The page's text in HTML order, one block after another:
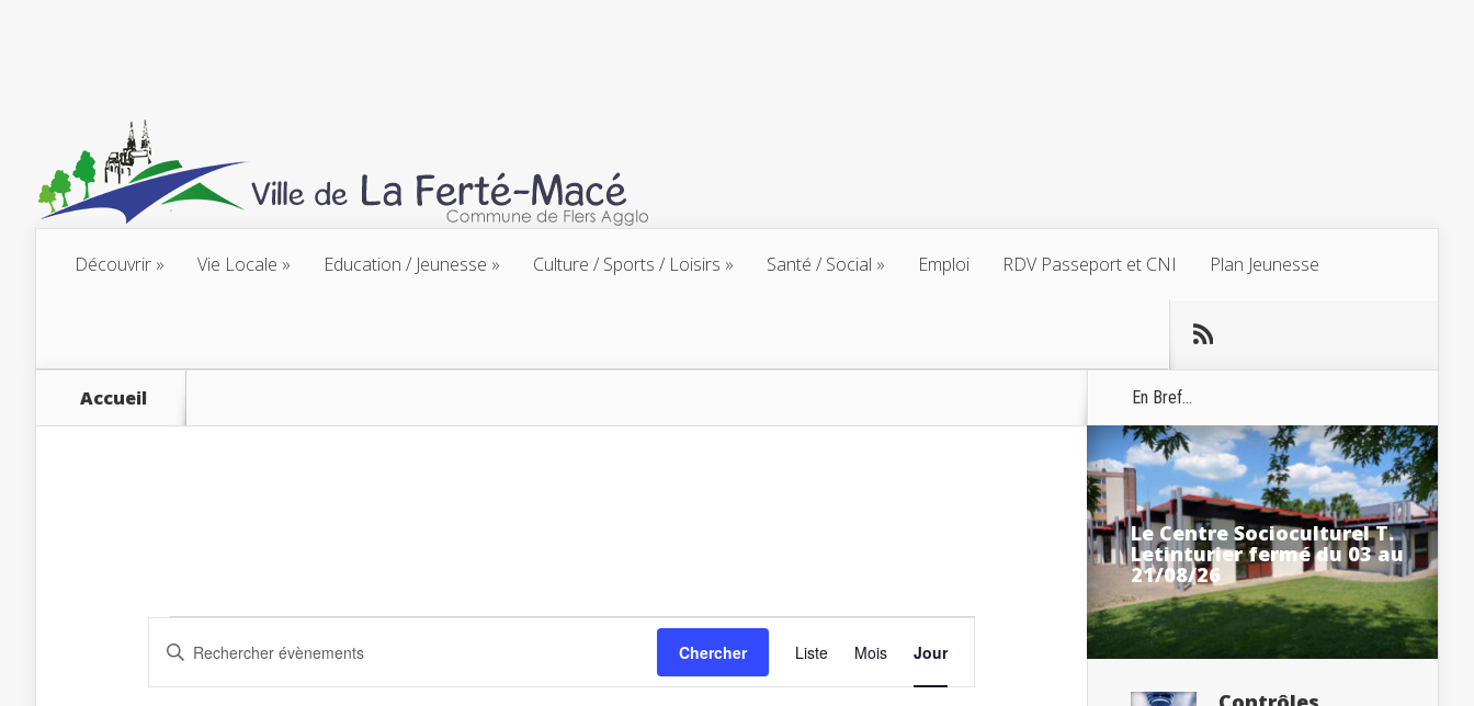
Découvrir Vie Locale Education / Jeunesse Culture / Sports / Loisirs Santé / Social Emploi RDV Passeport et CNI Plan Jeunesse
Accueil
Évènements
for
et
navigation
Saisir
mot-
Rechercher
Chercher
de
Liste Mois Jour
En Bref...
Le Centre Socioculturel T.
Letinturier fermé du 03 au
21/08/26